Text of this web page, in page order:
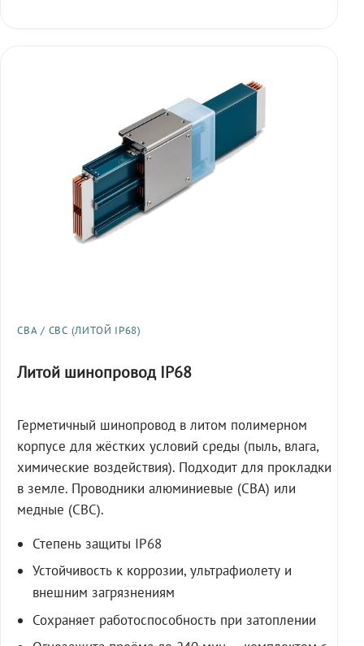
СВА / СВС (ЛИТОЙ IP68)
Литой шинопровод IP68
Герметичный шинопровод в литом полимерном
корпусе для жёстких условий среды (пыль, влага,
химические воздействия). Подходит для прокладки
в земле. Проводники алюминиевые (СВА) или
медные (СВС).
Степень защиты IP68
Устойчивость к коррозии, ультрафиолету и
внешним загрязнениям
Сохраняет работоспособность при затоплении